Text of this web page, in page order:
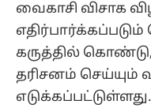
வைகாசி விசாக
கருத்தில்
தரிசனம் செய்யும்